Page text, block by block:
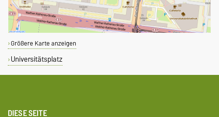
Größere Karte anzeigen
Universitätsplatz
DIESE SEITE